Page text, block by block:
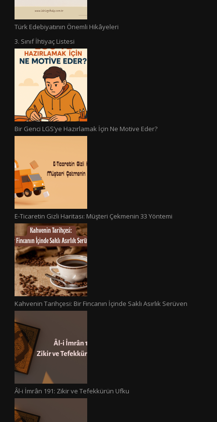
Türk Edebiyatının Önemli Hikâyeleri
3. Sınıf İhtiyaç Listesi
Bir Genci LGS’ye Hazırlamak İçin Ne Motive Eder?
E-Ticaretin Gizli Haritası: Müşteri Çekmenin 33 Yöntemi
Kahvenin Tarihçesi: Bir Fincanın İçinde Saklı Asırlık Serüven
Âl-i İmrân 191: Zikir ve Tefekkürün Ufku